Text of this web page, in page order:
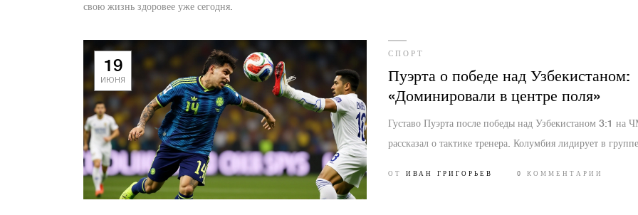
свою жизнь здоровее уже сегодня.
19
ИЮНЯ
СПОРТ
Пуэрта о победе над Узбекистаном:
«Доминировали в центре поля»
Густаво Пуэрта после победы над Узбекистаном 3:1 на
рассказал о тактике тренера. Колумбия лидирует в
ОТ ИВАН ГРИГОРЬЕВ 0 КОММЕНТАРИИ